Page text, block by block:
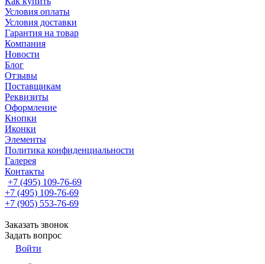
Условия оплаты
Условия доставки
Гарантия на товар
Компания
Новости
Блог
Отзывы
Поставщикам
Реквизиты
Оформление
Кнопки
Иконки
Элементы
Политика конфиденциальности
Галерея
Контакты
+7 (495) 109-76-69
+7 (495) 109-76-69
+7 (905) 553-76-69
Заказать звонок
Задать вопрос
Войти